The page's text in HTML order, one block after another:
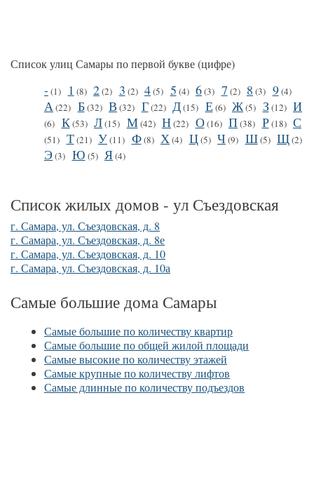
Список улиц Самары по первой букве (цифре)
-(1) 1 (8) 2(2) 3 (2) 4(5) 5 (4) 6(3) 7 (2) 8 (3) 9(4)
А (22) Б(32) В (32) Г(22) Д(15) Е (6) Ж(5) З(12) И
(6) К(53) Л(15) М(42) Н(22) О(16) П(38) Р(18) С
(51) Т(21) У(11) Ф(8) Х (4) Ц(5) Ч (9) Ш(5) Щ(2)
Э(3) Ю (5) Я(4)
Список жилых домов - ул Съездовская
г. Самара, ул. Съездовская, д. 8
г. Самара, ул. Съездовская, д. 8е
г. Самара, ул. Съездовская, д. 10
г. Самара, ул. Съездовская, д. 10а
Самые большие дома Самары
Самые большие по количеству квартир
Самые большие по общей жилой площади
Самые высокие по количеству этажей
Самые крупные по количеству лифтов
Самые длинные по количеству подъездов